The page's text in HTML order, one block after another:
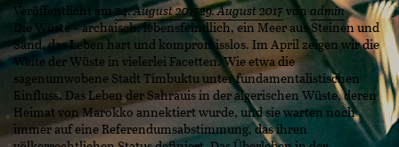
Veröffentlicht am24. August 201729. August 2017vonadmin
Die Wüste – archaisch, lebensfeindlich, ein Meer aus Steinen und
Sand, das Leben hart und kompromisslos. Im April zeigen wir die
Weite der Wüste in vielerlei Facetten. Wie etwa die
sagenumwobene Stadt Timbuktu unter fundamentalistischen
Einfluss. Das Leben der Sahrauis in der algerischen Wüste, deren
Heimat von Marokko annektiert wurde, und sie warten noch
immer auf eine Referendumsabstimmung, das ihren